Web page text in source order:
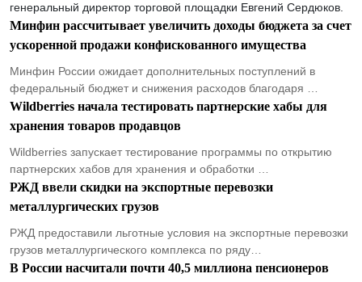
генеральный директор торговой площадки Евгений Сердюков.
Минфин рассчитывает увеличить доходы бюджета за счет
ускоренной продажи конфискованного имущества
Минфин России ожидает дополнительных поступлений в
федеральный бюджет и снижения расходов благодаря …
Wildberries начала тестировать партнерские хабы для
хранения товаров продавцов
Wildberries запускает тестирование программы по открытию
партнерских хабов для хранения и обработки …
РЖД ввели скидки на экспортные перевозки
металлургических грузов
РЖД предоставили льготные условия на экспортные перевозки
грузов металлургического комплекса по ряду…
В России насчитали почти 40,5 миллиона пенсионеров